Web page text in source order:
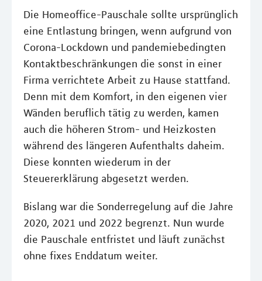
Die Homeoffice-Pauschale sollte ursprünglich
eine Entlastung bringen, wenn aufgrund von
Corona-Lockdown und pandemiebedingten
Kontaktbeschränkungen die sonst in einer
Firma verrichtete Arbeit zu Hause stattfand.
Denn mit dem Komfort, in den eigenen vier
Wänden beruflich tätig zu werden, kamen
auch die höheren Strom- und Heizkosten
während des längeren Aufenthalts daheim.
Diese konnten wiederum in der
Steuererklärung abgesetzt werden.
Bislang war die Sonderregelung auf die Jahre
2020, 2021 und 2022 begrenzt. Nun wurde
die Pauschale entfristet und läuft zunächst
ohne fixes Enddatum weiter.